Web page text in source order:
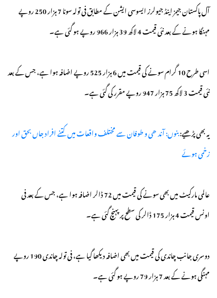
آل پاکستان جیمز اینڈ جیولرز ایسوسی ایشن کے مطابق فی تولہ سونا 7 ہزار 250 روپے
مہنگا ہونے کے بعد نئی قیمت 4 لاکھ 39 ہزار 966 روپے ہو گئی ہے۔
اسی طرح 10 گرام سونے کی قیمت میں 6 ہزار 525 روپے اضافہ ہوا ہے، جس کے بعد
نئی قیمت 3 لاکھ 75 ہزار 947 روپے مقرر کی گئی ہے۔
یہ بھی پڑھیے:بنوں: آندھی و طوفان سے مختلف واقعات میں کتنے افراد جاں بحق اور
زخمی ہوئے
عالمی مارکیٹ میں بھی سونے کی قیمت میں 72 ڈالر اضافہ ہوا ہے، جس کے بعد فی
اونس قیمت 4 ہزار 175 ڈالر کی سطح پر پہنچ گئی ہے۔
دوسری جانب چاندی کی قیمت میں بھی اضافہ دیکھا گیا ہے، فی تولہ چاندی 190 روپے
مہنگی ہونے کے بعد 7 ہزار 79 روپے ہو گئی ہے۔